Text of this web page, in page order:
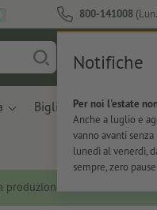
800-141008
Notifiche
Per noi l'estate
Anche a luglio e
vanno avanti
lunedì al venerdì,
sempre, zero
Biglietti Per